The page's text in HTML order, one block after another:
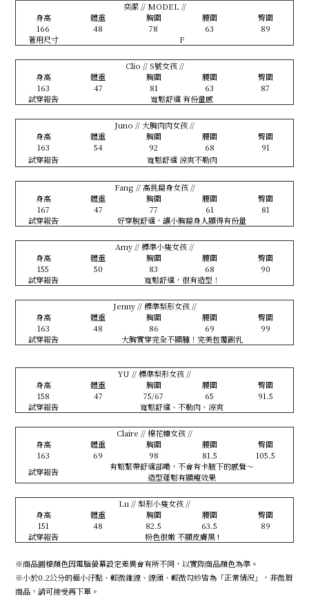
奕潔 // MODEL //
身高
體重 胸圍 腰圍
臀圍
166
48 78 63
89
著用尺寸
F
Clio // S號女孩 //
身高
體重 胸圍 腰圍
臀圍
163
47 81 63
87
試穿報告
寬鬆舒適 有份量感
Juno // 大胸肉肉女孩 //
身高
體重 胸圍 腰圍
臀圍
163
54 92 68
91
試穿報告
寬鬆舒適 涼爽不勒肉
Fang // 高挑扁身女孩 //
身高
體重 胸圍 腰圍
臀圍
167
47 77 61
81
試穿報告
好穿脫舒適，讓小胸扁身人顯得有份量
Amy // 標準小隻女孩 //
身高
體重 胸圍 腰圍
臀圍
155
50 83 68
90
試穿報告
寬鬆舒適，很有造型！
Jenny // 標準梨形女孩 //
身高
體重 胸圍 腰圍
臀圍
163
48 86 69
99
試穿報告
大胸實穿完全不顯腫！完美包覆副乳
YU // 標準梨形女孩 //
身高
體重 胸圍 腰圍
臀圍
158
47 75/67 65
91.5
試穿報告
寬鬆舒適、不勒肉、涼爽
Claire // 棉花糖女孩 //
身高
體重 胸圍 腰圍
臀圍
163
69 98 81.5
105.5
試穿報告
有鬆緊帶舒適部嘞，不會有卡腋下的感覺～
造型蓬鬆有顯瘦效果
Lu // 梨形小隻女孩 //
身高
體重 胸圍 腰圍
臀圍
151
48 82.5 63.5
89
試穿報告
粉色很嫩 不顯皮膚黑 !
※商品圖檔顏色因電腦螢幕設定差異會有所不同，以實際商品顏色為準。
※小於0.2公分的極小汙點、輕微雜線、線頭、輕微勾紗皆為「正常情況」，非微瑕
商品，請可接受再下單。